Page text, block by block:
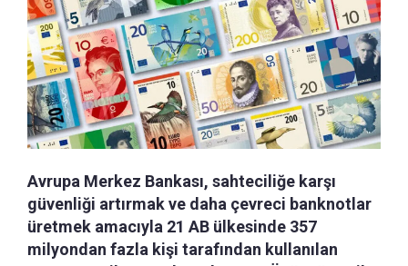
Avrupa Merkez Bankası, sahteciliğe karşı
güvenliği artırmak ve daha çevreci banknotlar
üretmek amacıyla 21 AB ülkesinde 357
milyondan fazla kişi tarafından kullanılan